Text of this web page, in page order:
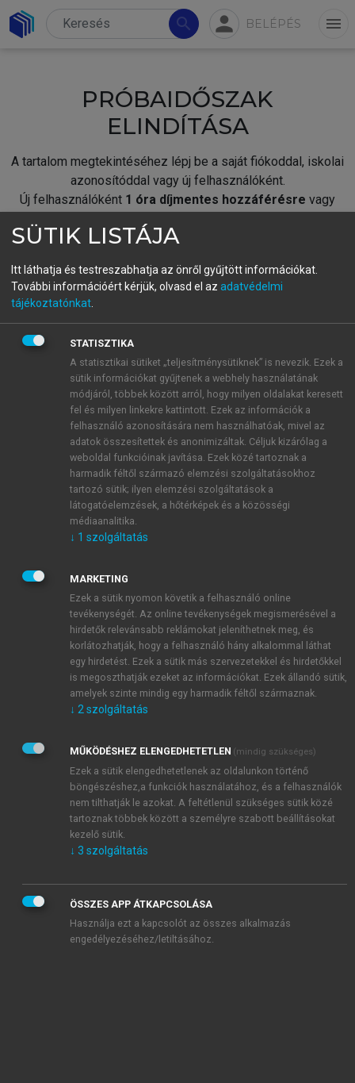
search person BELÉPÉS menu
PRÓBAIDŐSZAK
ELINDÍTÁSA
A tartalom megtekintéséhez lépj be a saját fiókoddal, iskolai
azonosítóddal vagy új felhasználóként.
Új felhasználóként 1 óra díjmentes hozzáférésre vagy
fiókoddal,vagy hozz létre új fiókot.
A regisztráció után apróbaidőszakautomatikusan
BELÉPÉS SAJÁT FIÓKKAL
ÚJ FIÓK LÉTREHOZÁSA
1 óra díjmentes hozzáférés
E-MAIL-CÍM
JELSZÓ
JELSZÓ ÚJRA
Kérek értesítést a MeRSZ újdonságairól, akcióiról.
Kérek értesítést az Akadémiai Kiadó Zrt. újdonságairól,
Adatkezelési tájékoztatóbanfoglaltakat tudomásul
veszem és elfogadom.
Általános vásárlási feltételeket, valamint a szotar.netés a
mersz.huoldalak licencszerződéseiben foglaltakat
tudomásul veszem és elfogadom.
KIPRÓBÁLOM
SÜTIK LISTÁJA
Itt láthatja és testreszabhatja az önről gyűjtött információkat.
További információért kérjük, olvasd el az adatvédelmi
tájékoztatónkat
STATISZTIKA
A statisztikai sütiket „teljesítménysütiknek” is nevezik. Ezek a
sütik információkat gyűjtenek a webhely használatának
módjáról, többek között arról, hogy milyen oldalakat keresett
fel és milyen linkekre kattintott. Ezek az információk a
felhasználó azonosítására nem használhatóak, mivel az
adatok összesítettek és anonimizáltak. Céljuk kizárólag a
weboldal funkcióinak javítása. Ezek közé tartoznak a
harmadik féltől származó elemzési szolgáltatásokhoz
tartozó sütik; ilyen elemzési szolgáltatások a
látogatóelemzések, a hőtérképek és a közösségi
médiaanalitika.
↓ 1 szolgáltatás
MARKETING
Ezek a sütik nyomon követik a felhasználó online
tevékenységét. Az online tevékenységek megismerésével a
hirdetők relevánsabb reklámokat jeleníthetnek meg, és
korlátozhatják, hogy a felhasználó hány alkalommal láthat
egy hirdetést. Ezek a sütik más szervezetekkel és hirdetőkkel
is megoszthatják ezeket az információkat. Ezek állandó sütik,
amelyek szinte mindig egy harmadik féltől származnak.
↓ 2 szolgáltatás
MŰKÖDÉSHEZ ELENGEDHETETLEN (mindig szükséges)
Ezek a sütik elengedhetetlenek az oldalunkon történő
böngészéshez,a funkciók használatához, és a felhasználók
nem tilthatják le azokat. A feltétlenül szükséges sütik közé
tartoznak többek között a személyre szabott beállításokat
kezelő sütik.
↓ 3 szolgáltatás
ÖSSZES APP ÁTKAPCSOLÁSA
Használja ezt a kapcsolót az összes alkalmazás
engedélyezéséhez/letiltásához.